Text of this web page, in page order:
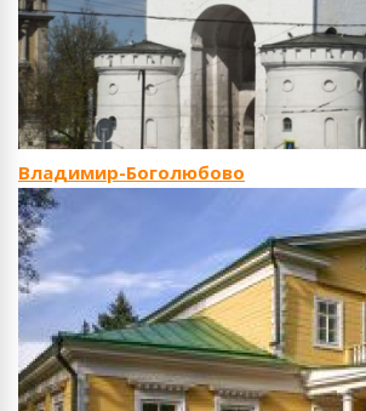
Владимир-Боголюбово